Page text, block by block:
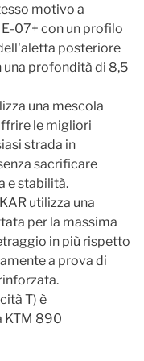
motivo a
07+ con un profilo
posteriore
una profondità di 8,5
una mescola
le migliori
strada in
sacrificare
e stabilità.
utilizza una
per la massima
in più rispetto
a prova di
T) è
KTM 890